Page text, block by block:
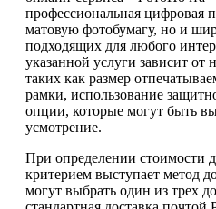
профессиональная цифровая
матовую фотобумагу, но и
подходящих для любого
указанной услуги зависит от
таких как размер
рамки, использование
опции, которые могут быть
усмотрение.
При определении стоимости
критерием выступает метод
могут выбрать один из трех